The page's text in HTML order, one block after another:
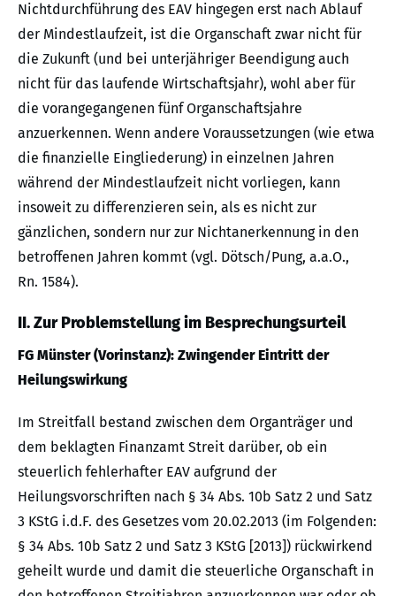
Nichtdurchführung des EAV hingegen erst nach Ablauf
der Mindestlaufzeit, ist die Organschaft zwar nicht für
die Zukunft (und bei unterjähriger Beendigung auch
nicht für das laufende Wirtschaftsjahr), wohl aber für
die vorangegangenen fünf Organschaftsjahre
anzuerkennen. Wenn andere Voraussetzungen (wie etwa
die finanzielle Eingliederung) in einzelnen Jahren
während der Mindestlaufzeit nicht vorliegen, kann
insoweit zu differenzieren sein, als es nicht zur
gänzlichen, sondern nur zur Nichtanerkennung in den
betroffenen Jahren kommt (vgl. Dötsch/Pung, a.a.O.,
Rn. 1584).
II. Zur Problemstellung im Besprechungsurteil
FG Münster (Vorinstanz): Zwingender Eintritt der
Heilungswirkung
Im Streitfall bestand zwischen dem Organträger und
dem beklagten Finanzamt Streit darüber, ob ein
steuerlich fehlerhafter EAV aufgrund der
Heilungsvorschriften nach § 34 Abs. 10b Satz 2 und Satz
3 KStG i.d.F. des Gesetzes vom 20.02.2013 (im Folgenden:
§ 34 Abs. 10b Satz 2 und Satz 3 KStG [2013]) rückwirkend
geheilt wurde und damit die steuerliche Organschaft in